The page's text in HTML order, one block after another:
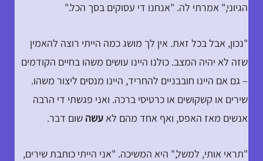
הגיוני," אמרתי לה. "אנחנו די עסוקים בסך הכל."
"נכון, אבל בכל זאת. אין לך מושג כמה הייתי רוצה להאמין
שזה לא יהיה המצב. כולנו היינו עושים משהו בחיים הקודמים
– גם אם היינו חובבניים להחריד, היינו מנסים ליצור משהו.
שירים או קשקושים או כרטיסי ברכה. ואני פגשתי די הרבה
אנשים מאז האפס, ואף אחד מהם לאעשה שום דבר.
"תראי אותי, למשל," היא המשיכה. "אני הייתי כותבת שירים,